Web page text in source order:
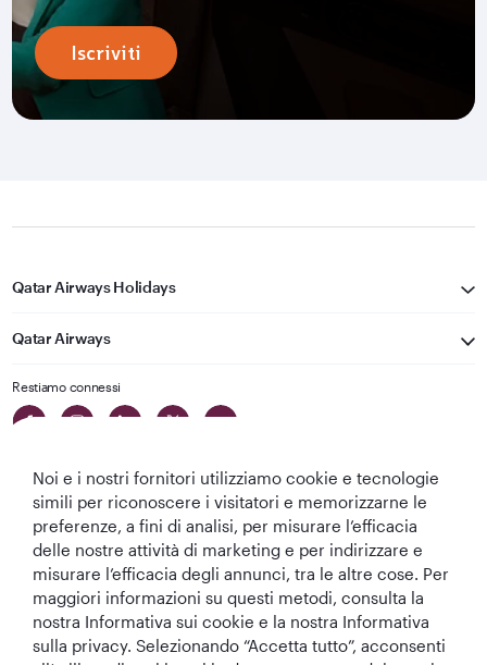
Iscriviti
Qatar Airways Holidays
Qatar Airways
Restiamo connessi
Migliore
Compagnia aerea
del Medio
Oriente
Migliore
Compagnia
Aerea del Mondo
Migliore Business
Class del Mondo
Migliore Lounge
di Business Class
del Mondo
Noi e i nostri fornitori utilizziamo cookie e tecnologie
simili per riconoscere i visitatori e memorizzarne le
preferenze, a fini di analisi, per misurare l’efficacia
delle nostre attività di marketing e per indirizzare e
misurare l’efficacia degli annunci, tra le altre cose. Per
maggiori informazioni su questi metodi, consulta la
nostra Informativa sui cookie e la nostra Informativa
sulla privacy. Selezionando “Accetta tutto”, acconsenti